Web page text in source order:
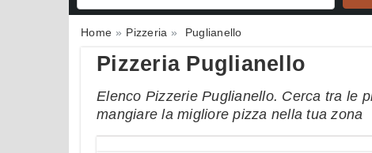
Home Pizzeria Puglianello
Pizzeria Puglianello
Elenco Pizzerie Puglianello. Cerca tra le
mangiare la migliore pizza nella tua zona